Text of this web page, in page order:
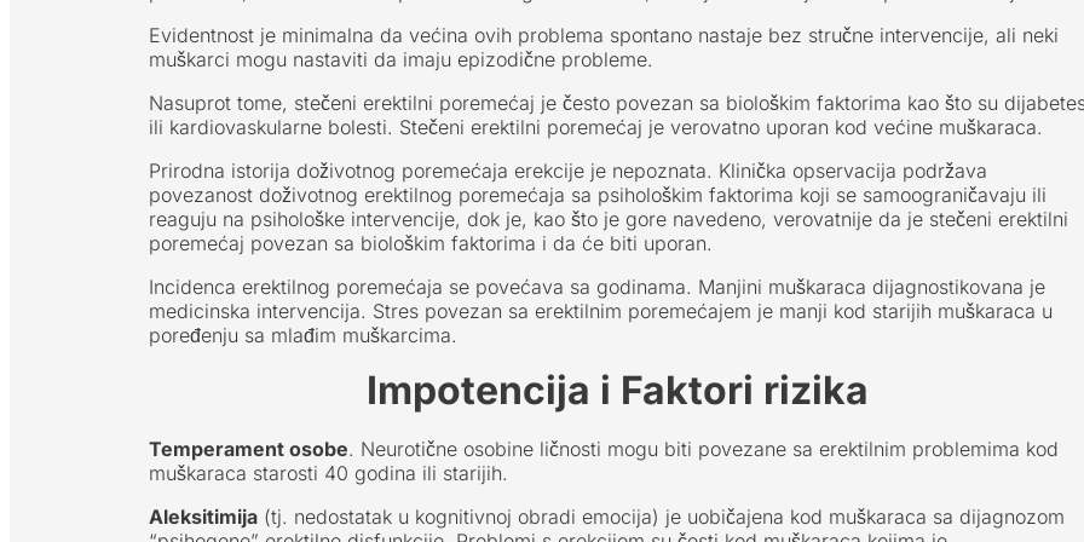
Evidentnost je minimalna da većina ovih problema spontano nastaje bez stručne intervencije, ali neki
muškarci mogu nastaviti da imaju epizodične probleme.
Nasuprot tome, stečeni erektilni poremećaj je često povezan sa biološkim faktorima kao što su
ili kardiovaskularne bolesti. Stečeni erektilni poremećaj je verovatno uporan kod većine muškaraca.
Prirodna istorija doživotnog poremećaja erekcije je nepoznata. Klinička opservacija podržava
povezanost doživotnog erektilnog poremećaja sa psihološkim faktorima koji se samoograničavaju ili
reaguju na psihološke intervencije, dok je, kao što je gore navedeno, verovatnije da je stečeni erektilni
poremećaj povezan sa biološkim faktorima i da će biti uporan.
Incidenca erektilnog poremećaja se povećava sa godinama. Manjini muškaraca dijagnostikovana je
medicinska intervencija. Stres povezan sa erektilnim poremećajem je manji kod starijih muškaraca u
poređenju sa mlađim muškarcima.
Impotencija i Faktori rizika
Temperament osobe. Neurotične osobine ličnosti mogu biti povezane sa erektilnim problemima kod
muškaraca starosti 40 godina ili starijih.
Aleksitimija (tj. nedostatak u kognitivnoj obradi emocija) je uobičajena kod muškaraca sa dijagnozom